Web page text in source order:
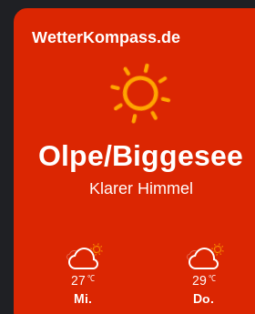
WetterKompass.de
Olpe/Biggesee
Klarer Himmel
27 ℃
Mi.
29 ℃
Do.